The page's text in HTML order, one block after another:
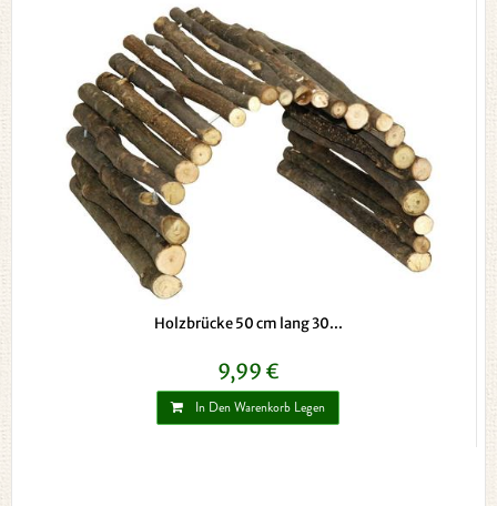
Holzbrücke 50 cm lang 30...
9,99 €
In Den Warenkorb Legen